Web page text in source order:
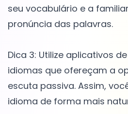
seu vocabulário e a
pronúncia das palavras.
Dica 3: Utilize aplicativos
idiomas que ofereçam a
escuta passiva. Assim,
idioma de forma mais